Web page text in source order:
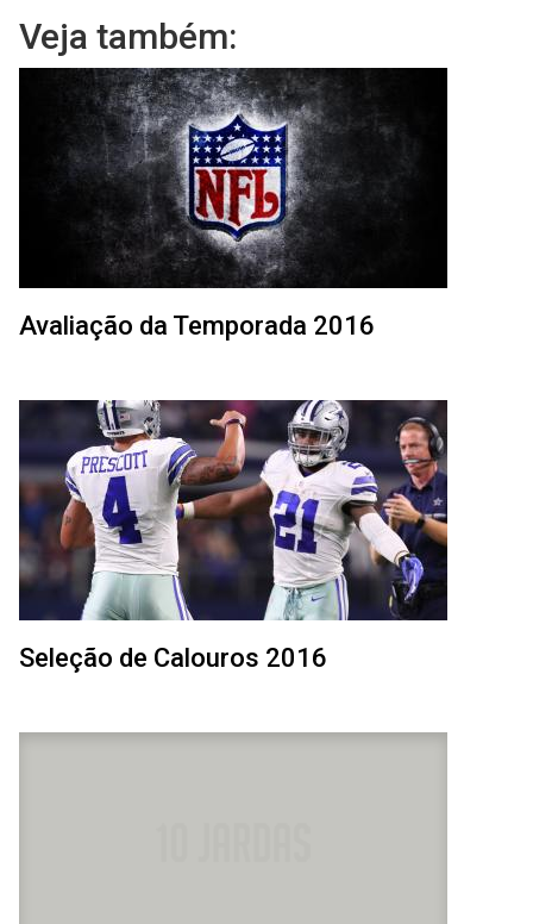
Veja também:
Avaliação da Temporada 2016
Seleção de Calouros 2016